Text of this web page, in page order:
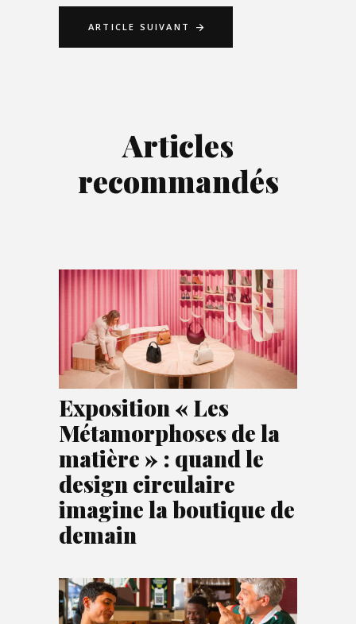
ARTICLE SUIVANT
Articles
recommandés
Exposition « Les
Métamorphoses de la
matière » : quand le
design circulaire
imagine la boutique de
demain